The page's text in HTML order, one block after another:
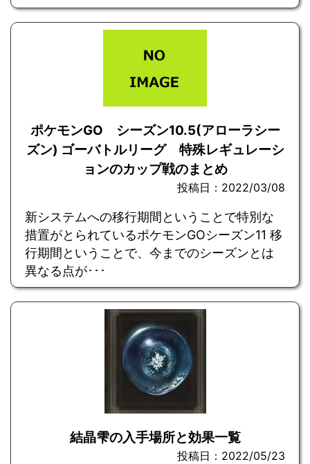
ポケモンGO シーズン10.5(アローラシー
ズン) ゴーバトルリーグ 特殊レギュレーシ
ョンのカップ戦のまとめ
投稿日：2022/03/08
新システムへの移行期間ということで特別な
措置がとられているポケモンGOシーズン11 移
行期間ということで、今までのシーズンとは
異なる点が･･･
結晶雫の入手場所と効果一覧
投稿日：2022/05/23